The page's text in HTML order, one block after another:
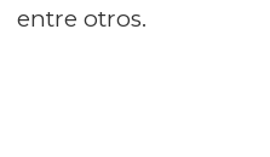
entre otros.